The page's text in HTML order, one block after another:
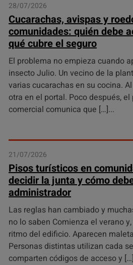
28/07/2026
Cucarachas, avispas y
comunidades: quién debe
qué cubre el seguro
El problema no empieza cuando
insecto Julio. Un vecino de la
varias cucarachas en su cocina.
otra en el portal. Poco después,
comercial comunica que […]
21/07/2026
Pisos turísticos en
decidir la junta y cómo
administrador
Las reglas han cambiado y
no lo saben Comienza el verano
ritmo del edificio. Aparecen
Personas distintas utilizan cada
comparten códigos de acceso y […]